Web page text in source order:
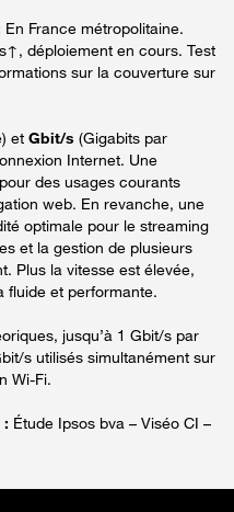
En France métropolitaine.
déploiement en cours. Test
sur la couverture sur
et Gbit/s (Gigabits par
Internet. Une
des usages courants
web. En revanche, une
optimale pour le streaming
et la gestion de plusieurs
Plus la vitesse est élevée,
fluide et performante.
jusqu’à 1 Gbit/s par
s utilisés simultanément sur
Wi-Fi.
: Étude Ipsos bva – Viséo CI –